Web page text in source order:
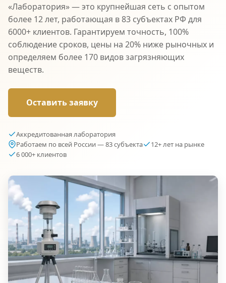
«Лаборатория» — это крупнейшая сеть с опытом
более 12 лет, работающая в 83 субъектах РФ для
6000+ клиентов. Гарантируем точность, 100%
соблюдение сроков, цены на 20% ниже рыночных и
определяем более 170 видов загрязняющих
веществ.
Оставить заявку
Аккредитованная лаборатория
Работаем по всей России — 83 субъекта
12+ лет на рынке
6 000+ клиентов